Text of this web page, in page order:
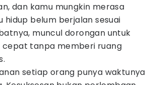
dan kamu mungkin merasa
hidup belum berjalan sesuai
muncul dorongan untuk
tanpa memberi ruang
setiap orang punya waktunya